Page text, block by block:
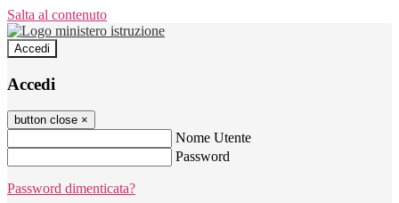
Salta al contenuto
Accedi
Accedi
button close ×
Nome Utente
Password
Password dimenticata?